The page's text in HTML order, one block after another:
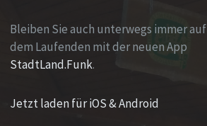
Bleiben Sie auch unterwegs immer auf
dem Laufenden mit der neuen App
StadtLand.Funk.
Jetzt laden für iOS & Android